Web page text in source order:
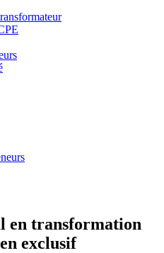
en transformation
exclusif